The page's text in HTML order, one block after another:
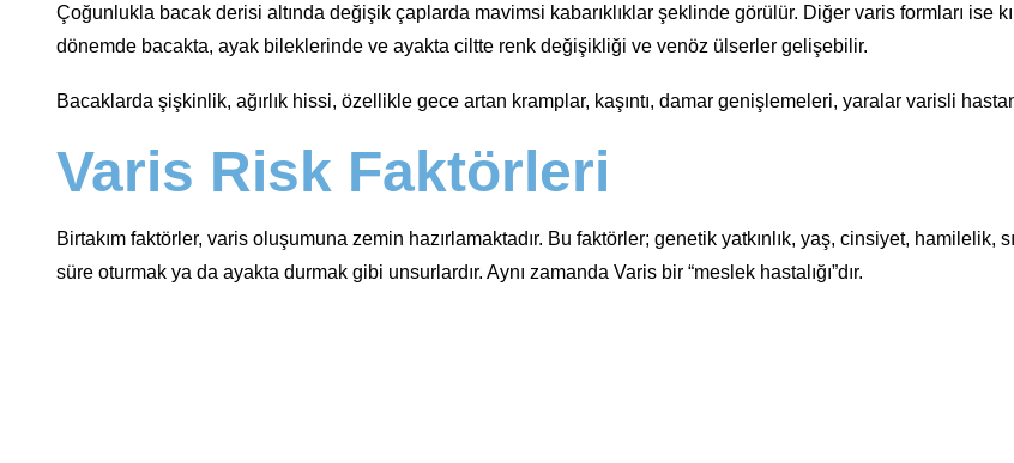
Çoğunlukla bacak derisi altında değişik çaplarda mavimsi kabarıklıklar şeklinde görülür. Diğer varis formları ise
dönemde bacakta, ayak bileklerinde ve ayakta ciltte renk değişikliği ve venöz ülserler gelişebilir.
Bacaklarda şişkinlik, ağırlık hissi, özellikle gece artan kramplar, kaşıntı, damar genişlemeleri, yaralar varisli
Varis Risk Faktörleri
Birtakım faktörler, varis oluşumuna zemin hazırlamaktadır. Bu faktörler; genetik yatkınlık, yaş, cinsiyet, hamilelik,
süre oturmak ya da ayakta durmak gibi unsurlardır. Aynı zamanda Varis bir “meslek hastalığı”dır.